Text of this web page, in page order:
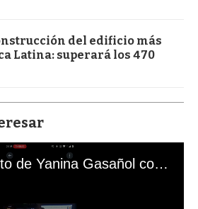
del edificio más
Latina: superará los 470
El mal momento de Yanina Gasañol con un hincha argentino en "Subrayado"